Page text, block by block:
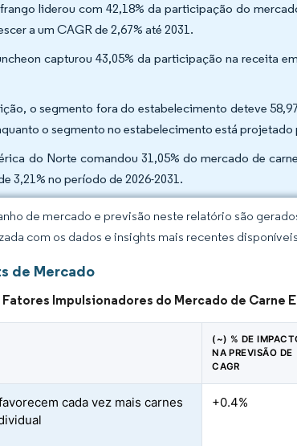
liderou com 42,18% da participação do
a um CAGR de 2,67% até 2031.
capturou 43,05% da participação na receita
o segmento fora do estabelecimento deteve
o segmento no estabelecimento está projetado
do Norte comandou 31,05% do mercado de
3,21% no período de 2026-2031.
de mercado e previsão neste relatório são
com os dados e insights mais recentes
de Mercado
Impulsionadores do Mercado de Carne
(~) % DE
NA PREVISÃO DE
CAGR
cada vez mais carnes
+0.4%